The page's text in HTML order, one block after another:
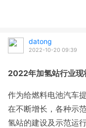
datong
2022-10-20 09:39
2022年加氢站行业现
作为给燃料电池汽车
在不断增长，各种示
氢站的建设及示范运